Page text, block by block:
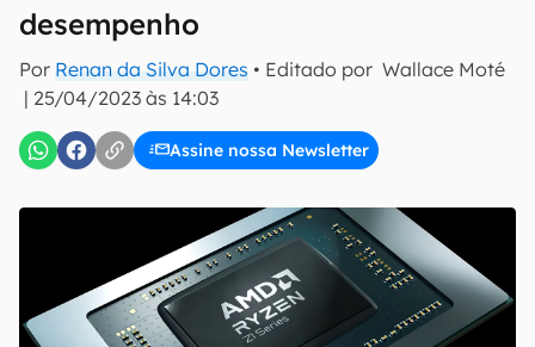
desempenho
Por Renan da Silva Dores • Editado por Wallace Moté
| 25/04/2023 às 14:03
Assine nossa Newsletter
inscreva-se
Confirmo que li, aceito e concordo com os Termos de
Uso e Política de Privacidade do Canaltech.